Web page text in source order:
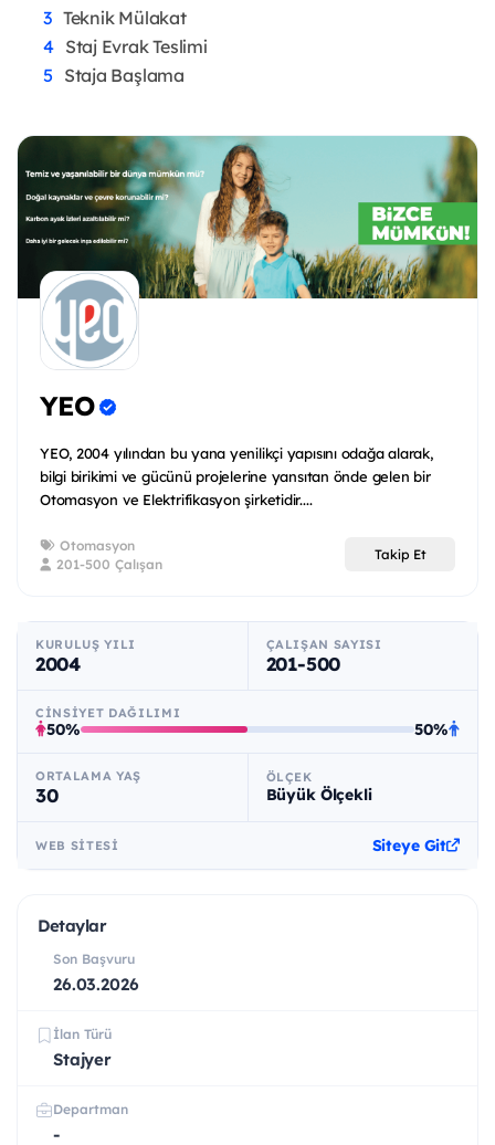
Teknik Mülakat
Staj Evrak Teslimi
Staja Başlama
YEO
YEO, 2004 yılından bu yana yenilikçi yapısını odağa alarak,
bilgi birikimi ve gücünü projelerine yansıtan önde gelen bir
Otomasyon ve Elektrifikasyon şirketidir....
Otomasyon
201-500 Çalışan
Takip Et
KURULUŞ YILI
2004
ÇALIŞAN SAYISI
201-500
CINSIYET DAĞILIMI
50% 50%
ORTALAMA YAŞ
30
ÖLÇEK
Büyük Ölçekli
WEB SITESI Siteye Git
Detaylar
Son Başvuru
26.03.2026
İlan Türü
Stajyer
Departman
-